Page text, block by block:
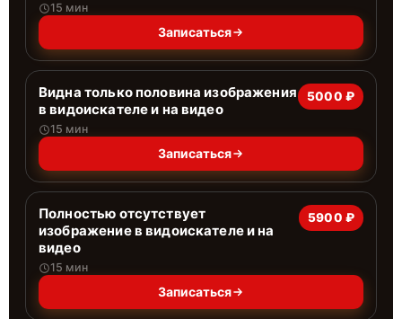
15 мин
Записаться
Видна только половина изображения
в видоискателе и на видео
15 мин
5000 ₽
Записаться
Полностью отсутствует
изображение в видоискателе и на
видео
15 мин
5900 ₽
Записаться